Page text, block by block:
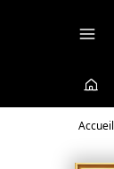
Accueil